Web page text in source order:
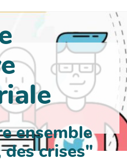
ensemble
des crises"